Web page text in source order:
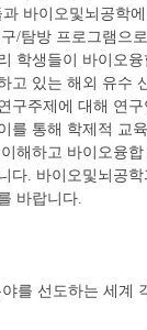
바이오및뇌공학
/탐방 프로그램으
학생들이 바이오융
고 있는 해외 유수
구주제에 대해 연구
를 통해 학제적 교
해하고 바이오융합
다. 바이오및뇌공
바랍니다.
를 선도하는 세계